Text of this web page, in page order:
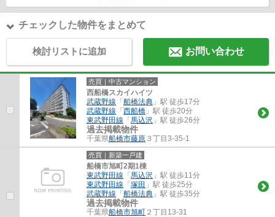
チェックした物件をまとめて
検討リストに追加 お問い合わせ
売買｜中古マンション
西船橋スカイハイツ
武蔵野線 「 船橋法典 」駅 徒歩17分
武蔵野線 「 西船橋 」駅 徒歩20分
東武野田線 「 馬込沢 」駅 徒歩26分
過去掲載物件
千葉県船橋市藤原 ３丁目3-35-1
売買｜新築一戸建
船橋市旭町2期1棟
東武野田線 「 馬込沢 」駅 徒歩11分
東武野田線 「 塚田 」駅 徒歩25分
武蔵野線 「 船橋法典 」駅 徒歩35分
過去掲載物件
千葉県船橋市旭町 ２丁目13-31